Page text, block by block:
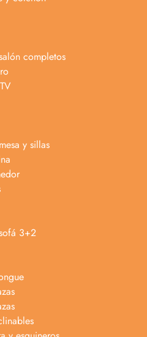
completos
y sillas
3+2